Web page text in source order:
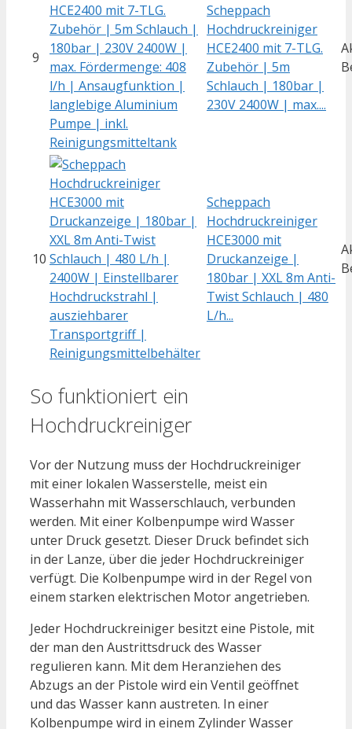
9
Scheppach
Hochdruckreiniger
HCE2400 mit 7-TLG.
Zubehör | 5m
Schlauch | 180bar |
230V 2400W | max....
10
Scheppach
Hochdruckreiniger
HCE3000 mit
Druckanzeige |
180bar | XXL 8m Anti-
Twist Schlauch | 480
L/h...
So funktioniert ein
Hochdruckreiniger
Vor der Nutzung muss der Hochdruckreiniger
mit einer lokalen Wasserstelle, meist ein
Wasserhahn mit Wasserschlauch, verbunden
werden. Mit einer Kolbenpumpe wird Wasser
unter Druck gesetzt. Dieser Druck befindet sich
in der Lanze, über die jeder Hochdruckreiniger
verfügt. Die Kolbenpumpe wird in der Regel von
einem starken elektrischen Motor angetrieben.
Jeder Hochdruckreiniger besitzt eine Pistole, mit
der man den Austrittsdruck des Wasser
regulieren kann. Mit dem Heranziehen des
Abzugs an der Pistole wird ein Ventil geöffnet
und das Wasser kann austreten. In einer
Kolbenpumpe wird in einem Zylinder Wasser